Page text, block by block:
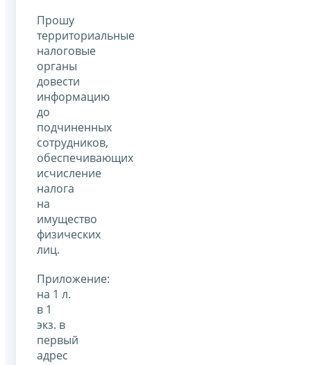
Прошу
территориальные
налоговые
органы
довести
информацию
до
подчиненных
сотрудников,
обеспечивающих
исчисление
налога
на
имущество
физических
лиц.
Приложение:
на 1 л.
в 1
экз. в
первый
адрес